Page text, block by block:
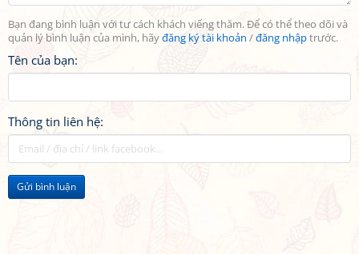
Bạn đang bình luận với tư cách khách viếng thăm. Để có thể theo dõi và
quản lý bình luận của mình, hãyđăng ký tài khoản /đăng nhậptrước.
Tên của bạn:
Thông tin liên hệ:
Gửi bình luận